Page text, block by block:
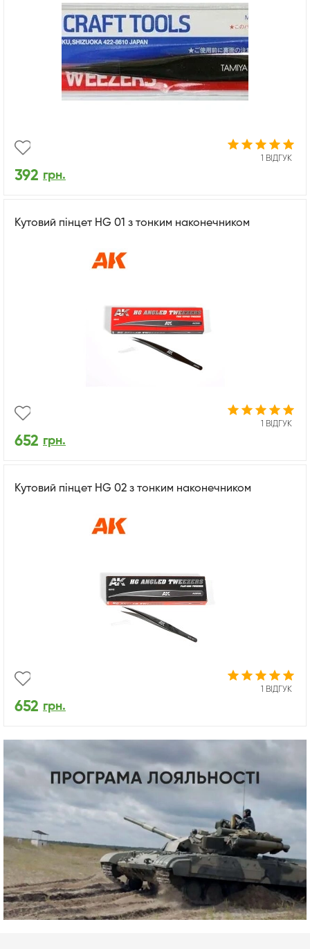
1 ВІДГУК
392 грн.
Кутовий пінцет HG 01 з тонким наконечником
1 ВІДГУК
652 грн.
Кутовий пінцет HG 02 з тонким наконечником
1 ВІДГУК
652 грн.